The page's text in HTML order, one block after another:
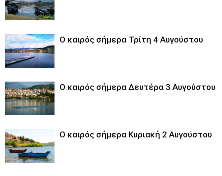
Ο καιρός σήμερα Τρίτη 4 Αυγούστου
Ο καιρός σήμερα Δευτέρα 3 Αυγούστου
Ο καιρός σήμερα Κυριακή 2 Αυγούστου